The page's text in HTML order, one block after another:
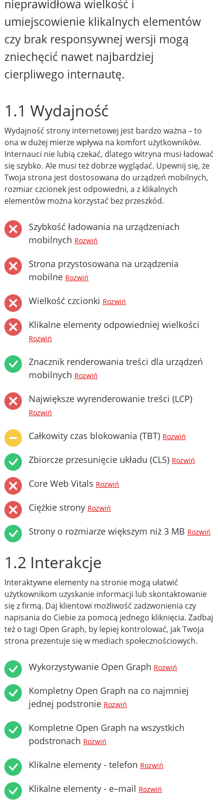
nieprawidłowa wielkość i
umiejscowienie klikalnych elementów
czy brak responsywnej wersji mogą
zniechęcić nawet najbardziej
cierpliwego internautę.
1.1 Wydajność
Wydajność strony internetowej jest bardzo ważna – to
ona w dużej mierze wpływa na komfort użytkowników.
Internauci nie lubią czekać, dlatego witryna musi ładować
się szybko. Ale musi też dobrze wyglądać. Upewnij się, że
Twoja strona jest dostosowana do urządzeń mobilnych,
rozmiar czcionek jest odpowiedni, a z klikalnych
elementów można korzystać bez przeszkód.
Szybkość ładowania na urządzeniach
mobilnych Rozwiń
Strona przystosowana na urządzenia
mobilne Rozwiń
Wielkość czcionki Rozwiń
Klikalne elementy odpowiedniej wielkości
Rozwiń
Znacznik renderowania treści dla urządzeń
mobilnych Rozwiń
Największe wyrenderowanie treści (LCP)
Rozwiń
Całkowity czas blokowania (TBT) Rozwiń
Zbiorcze przesunięcie układu (CLS) Rozwiń
Core Web Vitals Rozwiń
Ciężkie strony Rozwiń
Strony o rozmiarze większym niż 3 MB Rozwiń
1.2 Interakcje
Interaktywne elementy na stronie mogą ułatwić
użytkownikom uzyskanie informacji lub skontaktowanie
się z firmą. Daj klientowi możliwość zadzwonienia czy
napisania do Ciebie za pomocą jednego kliknięcia. Zadbaj
też o tagi Open Graph, by lepiej kontrolować, jak Twoja
strona prezentuje się w mediach społecznościowych.
Wykorzystywanie Open Graph Rozwiń
Kompletny Open Graph na co najmniej
jednej podstronie Rozwiń
Kompletne Open Graph na wszystkich
podstronach Rozwiń
Klikalne elementy - telefon Rozwiń
Klikalne elementy - e–mail Rozwiń